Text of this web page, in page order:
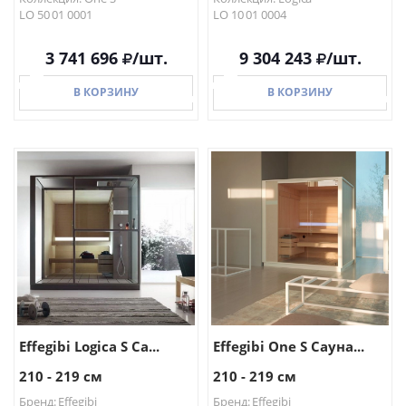
LO 50 01 0001
3 741 696 /шт.
В КОРЗИНУ
В КОРЗИНУ
LO 10 01 0004
9 304 243 /шт.
В КОРЗИНУ
В КОРЗИНУ
Effegibi Logica S Са...
210 - 219 см
Бренд: Effegibi
Effegibi One S Сауна...
210 - 219 см
Бренд: Effegibi